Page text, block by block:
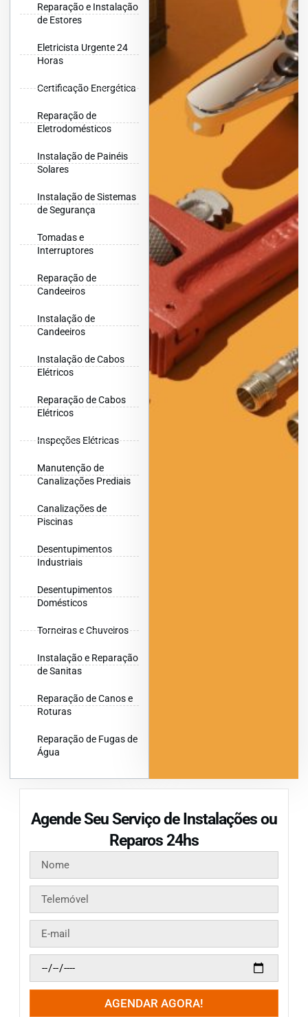
Reparação e Instalação
de Estores
Eletricista Urgente 24
Horas
Certificação Energética
Reparação de
Eletrodomésticos
Instalação de Painéis
Solares
Instalação de Sistemas
de Segurança
Tomadas e
Interruptores
Reparação de
Candeeiros
Instalação de
Candeeiros
Instalação de Cabos
Elétricos
Reparação de Cabos
Elétricos
Inspeções Elétricas
Manutenção de
Canalizações Prediais
Canalizações de
Piscinas
Desentupimentos
Industriais
Desentupimentos
Domésticos
Torneiras e Chuveiros
Instalação e Reparação
de Sanitas
Reparação de Canos e
Roturas
Reparação de Fugas de
Água
Agende Seu Serviço de Instalações ou
Reparos 24hs
AGENDAR AGORA!